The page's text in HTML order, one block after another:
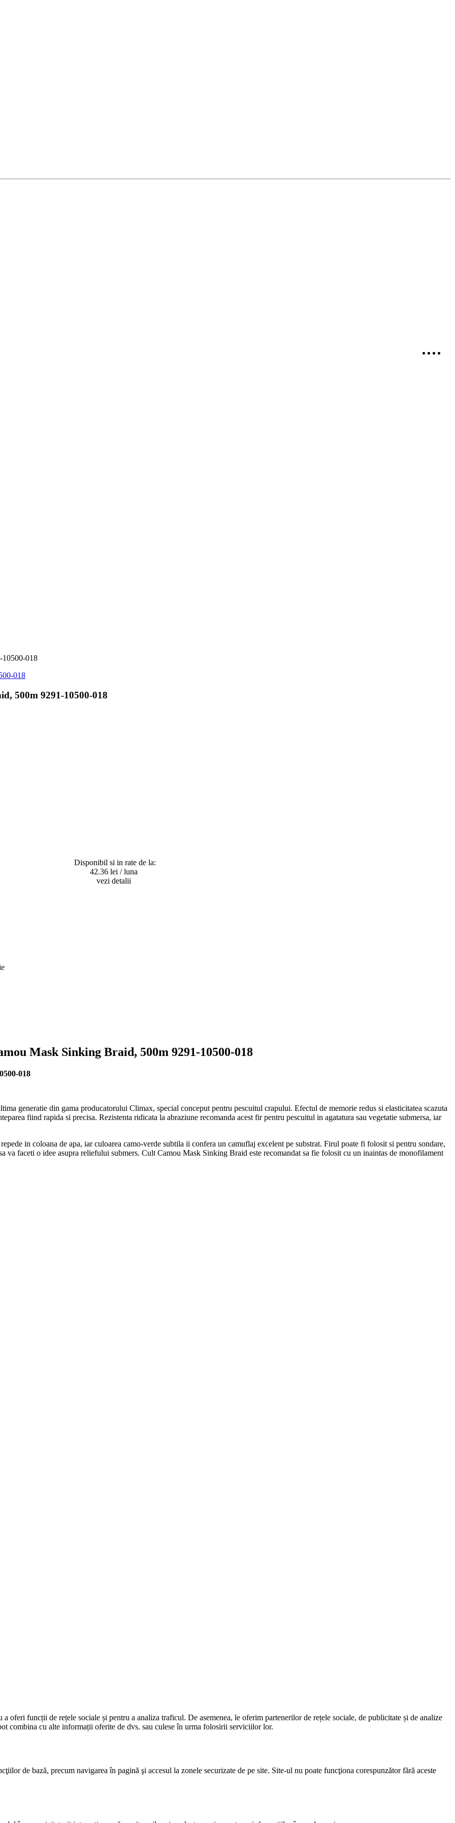
018
500m 9291-10500-018
Disponibil si in rate de la:
42.36 lei / luna
vezi detalii
Mask Sinking Braid, 500m 9291-10500-018
018
generatie din gama producatorului Climax, special conceput pentru pescuitul crapului. Efectul de memorie redus si elasticitatea scazuta
fiind rapida si precisa. Rezistenta ridicata la abraziune recomanda acest fir pentru pescuitul in agatatura sau vegetatie submersa, iar
in coloana de apa, iar culoarea camo-verde subtila ii confera un camuflaj excelent pe substrat. Firul poate fi folosit si pentru sondare,
va faceti o idee asupra reliefului submers. Cult Camou Mask Sinking Braid este recomandat sa fie folosit cu un inaintas de monofilament
oferi funcții de rețele sociale și pentru a analiza traficul. De asemenea, le oferim partenerilor de rețele sociale, de publicitate și de analize
combina cu alte informații oferite de dvs. sau culese în urma folosirii serviciilor lor.
de bază, precum navigarea în pagină şi accesul la zonele securizate de pe site. Site-ul nu poate funcţiona corespunzător fără aceste